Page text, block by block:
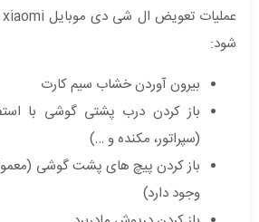
شود:
بیرون آوردن خشاب سیم کارت
باز کردن درب پشتی گوشی با
(سپراتور، مکنده و …)
وجود دارد)